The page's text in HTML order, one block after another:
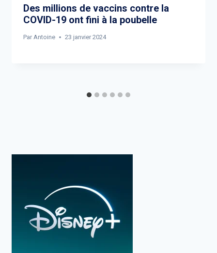
Des millions de vaccins contre la
COVID-19 ont fini à la poubelle
Par Antoine 23 janvier 2024